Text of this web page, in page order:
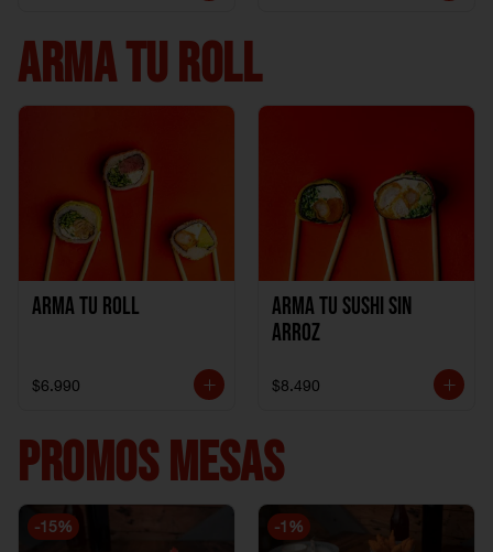
ARMA TU ROLL
Arma Tu Roll
$6.990
Arma tu Sushi sin
Arroz
$8.490
PROMOS MESAS
-15% -1 %